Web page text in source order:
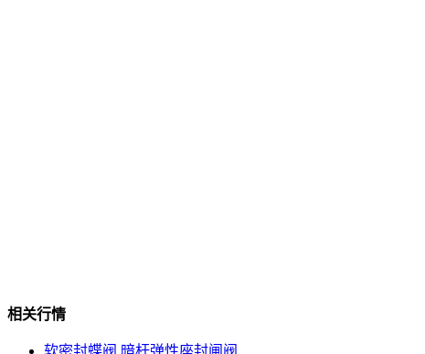
相关行情
软密封蝶阀 暗杆弹性座封闸阀